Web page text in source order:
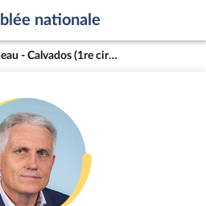
nationale
M. Joël Bruneau - Calvados (1re circonscription)